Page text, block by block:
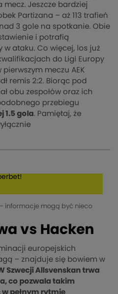
Jeszcze bardziej
Partizana – aż 113 trafień
3 gole na spotkanie. Obie
i potrafią
w ataku. Co więcej, los już
do Ligi Europy
meczu AEK
remis 2:2. Biorąc pod
obu zespołów oraz ich
przebiegu
1.5 gola. Pamiętaj, że
informacje mogą być nieco
vs Hacken
europejskich
– znajduje się bowiem w
Szwecji Allsvenskan trwa
co pozwala takim
pełnym rytmie